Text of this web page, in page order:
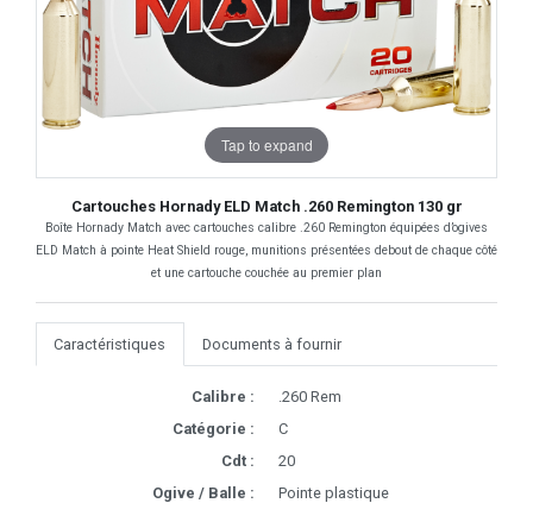
Tap to expand
Cartouches Hornady ELD Match .260 Remington 130 gr
Boîte Hornady Match avec cartouches calibre .260 Remington équipées d’ogives
ELD Match à pointe Heat Shield rouge, munitions présentées debout de chaque côté
et une cartouche couchée au premier plan
Caractéristiques Documents à fournir
Calibre :
.260 Rem
Catégorie :
C
Cdt :
20
Ogive / Balle :
Pointe plastique